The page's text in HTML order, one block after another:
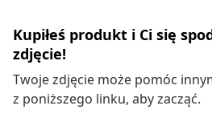
Kupiłeś produkt i Ci się
zdjęcie!
Twoje zdjęcie może pomóc
z poniższego linku, aby zacząć.